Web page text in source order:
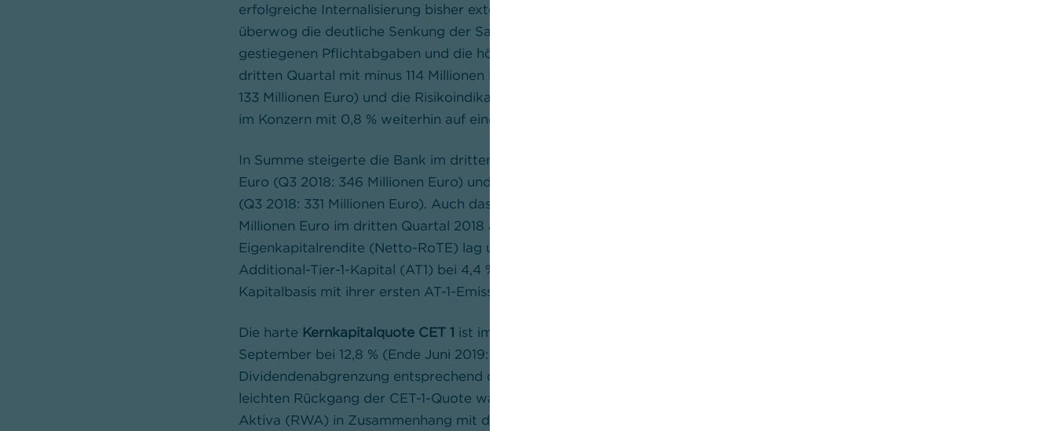
erfolgreiche Internalisierung bisher extern vergebener Tätigkeiten bei. Unter dem Strich
überwog die deutliche Senkung der Sachkosten um rund 250 Millionen Euro die
gestiegenen Pflichtabgaben und die höheren Personalkosten. Das
dritten Quartal mit minus 114 Millionen Euro niedriger aus als im Vorjahr (Q3 2018: minus
133 Millionen Euro) und die Risikoindikatoren blieben insgesamt stabil. Die NPL-Quote lag
im Konzern mit 0,8 % weiterhin auf einem sehr niedrigen Niveau.
In Summe steigerte die Bank im dritten Quartal das
Euro (Q3 2018: 346 Millionen Euro) und das Vorsteuerergebnis auf 440 Millionen Euro
(Q3 2018: 331 Millionen Euro). Auch das
Millionen Euro im dritten Quartal 2018 auf nun 294 Millionen Euro. Die
Eigenkapitalrendite (Netto-RoTE) lag unter Berücksichtigung des Zinskupons für das
Additional-Tier-1-Kapital (AT1) bei 4,4 % (Q3 2018: 3,5 %). Anfang Juli hatte die Bank ihre
Kapitalbasis mit ihrer ersten AT-1-Emission in Höhe von 1 Milliarde US-Dollar gestärkt.
Die harte Kernkapitalquote CET 1 ist im dritten Quartal leicht gesunken und lag per Ende
September bei 12,8 % (Ende Juni 2019: 12,9 %). In der Quote bereits enthalten ist eine
Dividendenabgrenzung entsprechend der Ausschüttungsquote für 2018. Ursache für den
leichten Rückgang der CET-1-Quote war vor allem der Anstieg der risikogewichteten
Aktiva (RWA) in Zusammenhang mit der Überprüfung interner Risikomodelle durch die